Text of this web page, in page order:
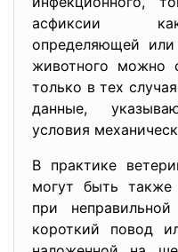
асфиксии
определяющей
животного можно
только в тех
данные,
условия
В практике
могут быть также
при
короткий повод